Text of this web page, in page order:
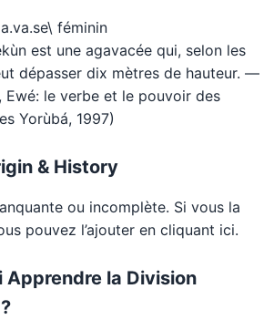
féminin
est une agavacée qui, selon les
dépasser dix mètres de hauteur. —
Ewé: le verbe et le pouvoir des
Yorùbá, 1997)
& History
ou incomplète. Si vous la
pouvez l’ajouter en cliquant ici.
Apprendre la Division